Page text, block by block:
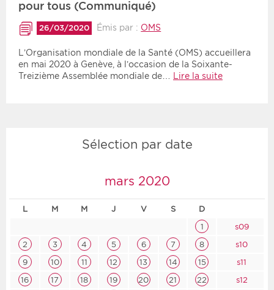
pour tous (Communiqué)
26/03/2020 Émis par : OMS
L’Organisation mondiale de la Santé (OMS) accueillera
en mai 2020 à Genève, à l’occasion de la Soixante-
Treizième Assemblée mondiale de…
Lire la suite
Sélection par date
mars 2020
L M M J V S D
1
s09
2
3 4 5 6 7 8
s10
9
10 11 12 13 14 15
s11
16
17 18 19 20 21 22
s12